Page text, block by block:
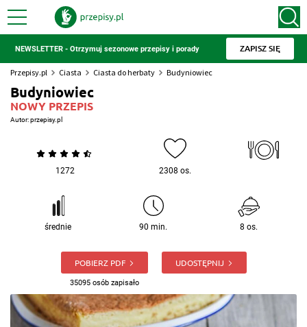
NEWSLETTER - Otrzymuj sezonowe przepisy i porady ZAPISZ SIĘ
Przepisy.pl Ciasta Ciasta do herbaty Budyniowiec
Budyniowiec
NOWY PRZEPIS
Autor:przepisy.pl
1272 2308 os.
średnie 90 min. 8 os.
POBIERZ PDF
35095 osób zapisało
UDOSTĘPNIJ